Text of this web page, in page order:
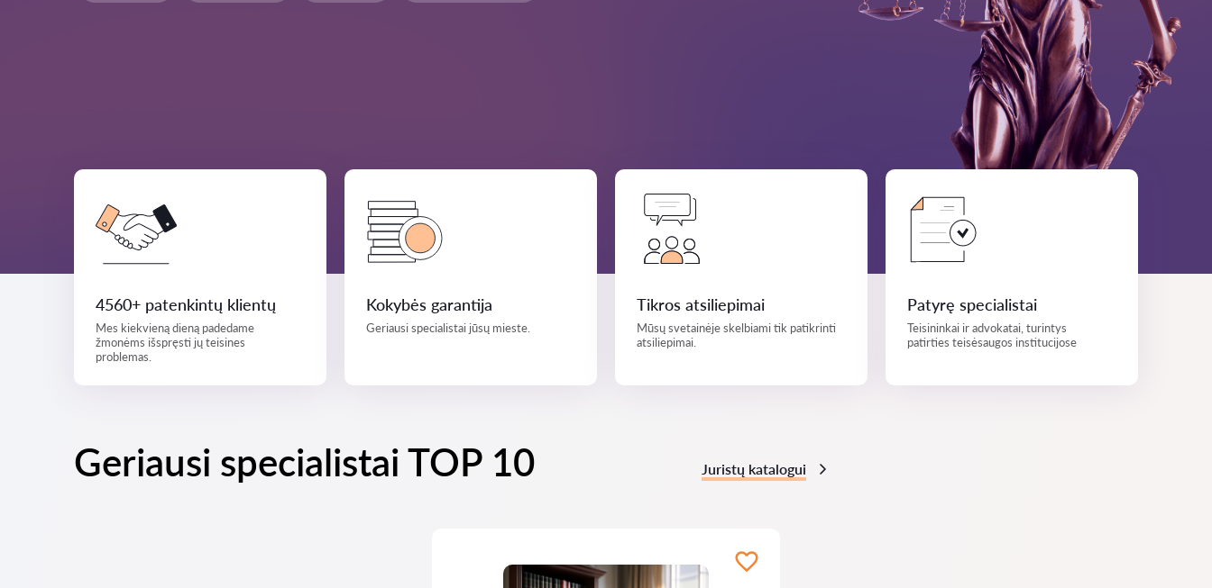
4560+ patenkintų klientų
Mes kiekvieną dieną padedame
žmonėms išspręsti jų teisines
problemas.
Kokybės garantija
Geriausi specialistai jūsų mieste.
Tikros atsiliepimai
Mūsų svetainėje skelbiami tik patikrinti
atsiliepimai.
Patyrę specialistai
Teisininkai ir advokatai, turintys
patirties teisėsaugos institucijose
Geriausi specialistai TOP 10 Juristų katalogui